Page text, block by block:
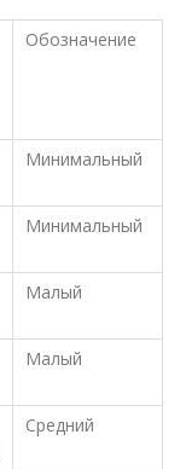
Обозначение
Минимальный
Минимальный
Малый
Малый
Средний